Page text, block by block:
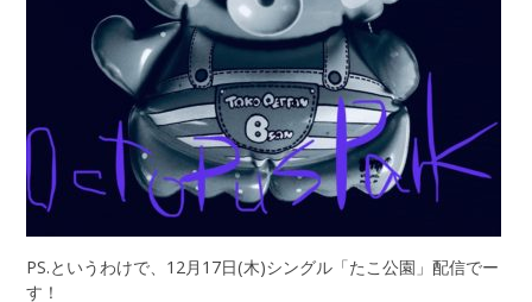
PS.というわけで、12月17日(木)シングル「たこ公園」配信でー
す！